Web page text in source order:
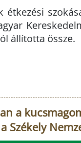
étkezési
állította össze.
a
Székely